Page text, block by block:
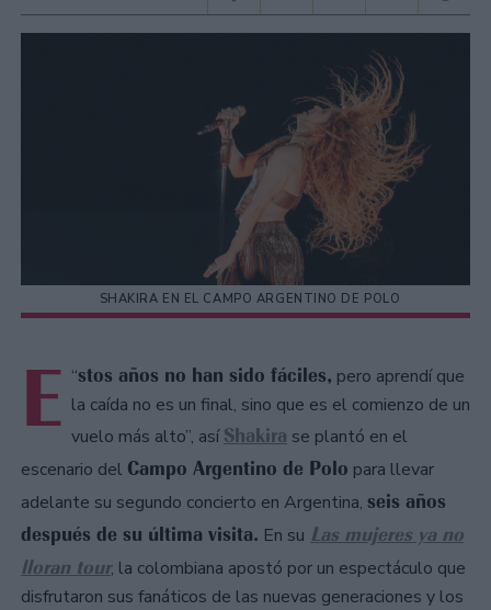
SHAKIRA EN EL CAMPO ARGENTINO DE POLO
“
E stos años no han sido fáciles, pero aprendí que
la caída no es un final, sino que es el comienzo de un
vuelo más alto”, asíShakira se plantó en el
escenario del Campo Argentino de Polo para llevar
adelante su segundo concierto en Argentina, seis años
después de su última visita. En su Las mujeres ya no
lloran tour, la colombiana apostó por un espectáculo que
disfrutaron sus fanáticos de las nuevas generaciones y los